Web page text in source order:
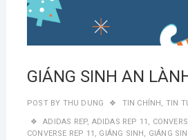
GIÁNG SINH AN
POST BY THU DUNG TIN CHÍNH , TIN
ADIDAS REP, ADIDAS REP 11 ,
CONVERSE REP 11 , GIÁNG SINH , GIÁNG